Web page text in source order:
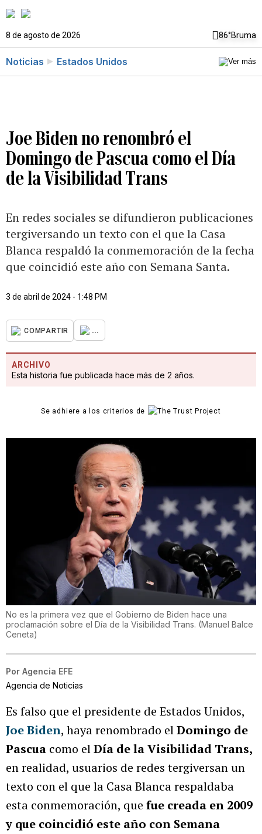
8 de agosto de 2026 86°Bruma
Noticias Estados Unidos
Joe Biden no renombró el
Domingo de Pascua como el Día
de la Visibilidad Trans
En redes sociales se difundieron publicaciones
tergiversando un texto con el que la Casa
Blanca respaldó la conmemoración de la fecha
que coincidió este año con Semana Santa.
3 de abril de 2024 - 1:48 PM
COMPARTIR ...
ARCHIVO
Esta historia fue publicada hace más de 2 años.
Se adhiere a los criterios de
No es la primera vez que el Gobierno de Biden hace una
proclamación sobre el Día de la Visibilidad Trans. (Manuel Balce
Ceneta)
Por Agencia EFE
Agencia de Noticias
Es falso que el presidente de Estados Unidos,
Joe Biden, haya renombrado elDomingo de
Pascua como elDía de la Visibilidad Trans,
en realidad, usuarios de redes tergiversan un
texto con el que la Casa Blanca respaldaba
esta conmemoración, que fue creada en 2009
y que coincidió este año con Semana